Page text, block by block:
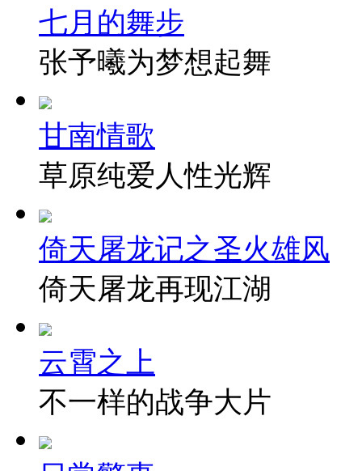
七月的舞步
张予曦为梦想起舞
甘南情歌
草原纯爱人性光辉
倚天屠龙记之圣火雄风
倚天屠龙再现江湖
云霄之上
不一样的战争大片